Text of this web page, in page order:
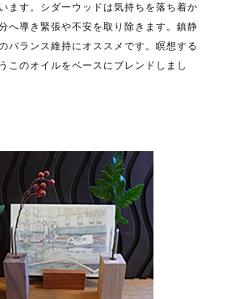
ます。シダーウッドは気持ちを落ち着か
へ導き緊張や不安を取り除きます。鎮静
バランス維持にオススメです。瞑想する
このオイルをベースにブレンドしまし